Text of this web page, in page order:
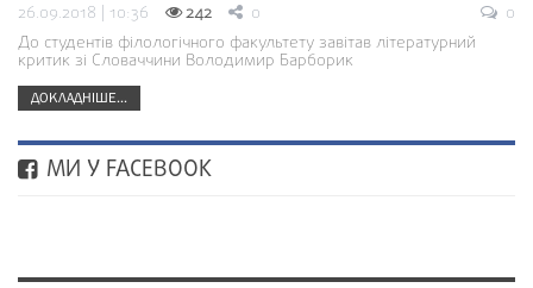
26.09.2018 | 10:36 242 0
0
До студентів філологічного факультету завітав літературний
критик зі Словаччини Володимир Барборик
ДОКЛАДНІШЕ...
МИ У FACEBOOK